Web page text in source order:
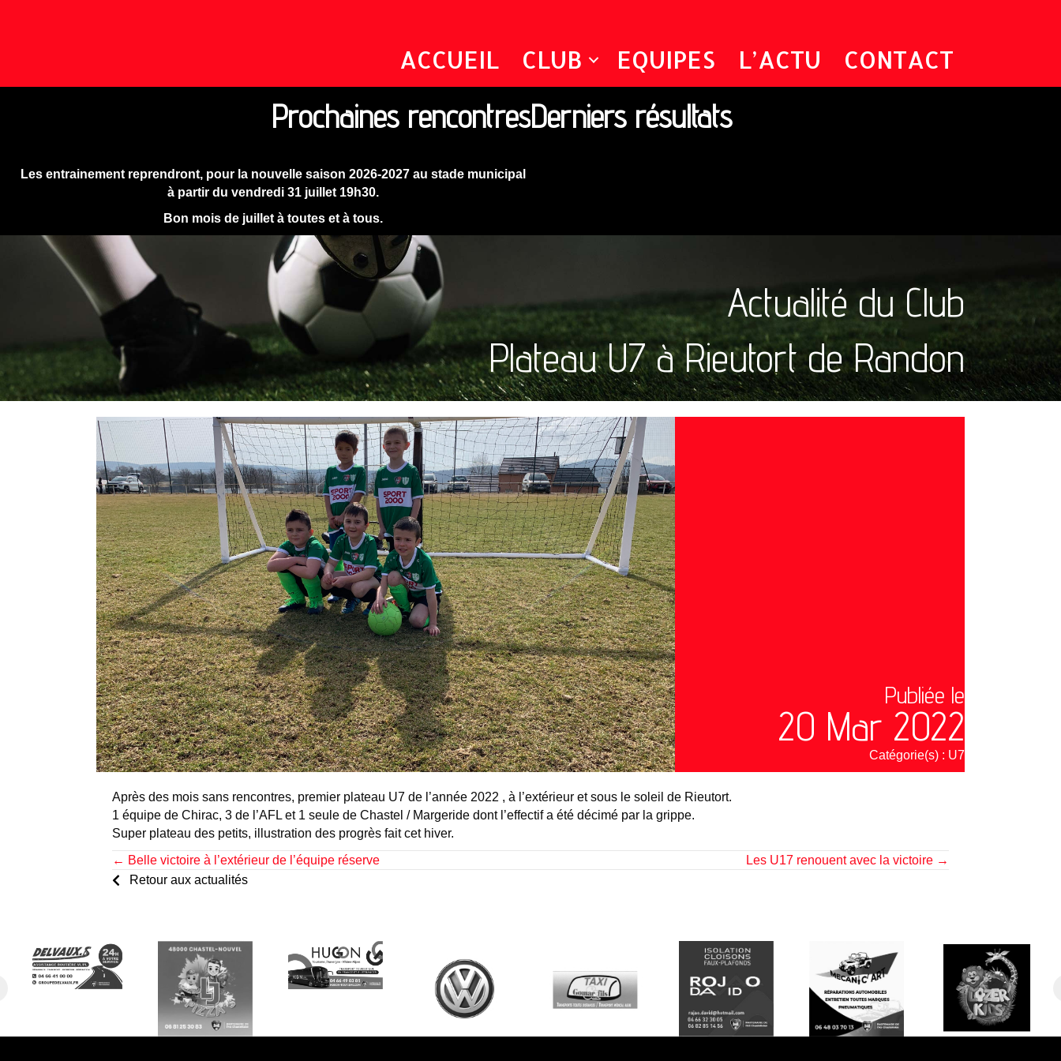
ACCUEIL CLUB EQUIPES L’ACTU CONTACT
Prochaines rencontresDerniers résultats
Les entrainement reprendront, pour la nouvelle saison 2026-2027 au stade municipal
à partir du vendredi 31 juillet 19h30.
Bon mois de juillet à toutes et à tous.
Actualité du Club
Plateau U7 à Rieutort de Randon
Publiée le
20 Mar 2022
Catégorie(s) : U7
Après des mois sans rencontres, premier plateau U7 de l’année 2022 , à l’extérieur et sous le soleil de Rieutort.
1 équipe de Chirac, 3 de l’AFL et 1 seule de Chastel / Margeride dont l’effectif a été décimé par la grippe.
Super plateau des petits, illustration des progrès fait cet hiver.
Posts
← Belle victoire à l’extérieur de l’équipe réserve
Les U17 renouent avec la victoire →
Retour aux actualités